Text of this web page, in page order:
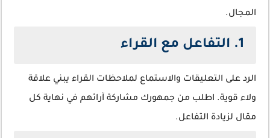
المجال.
1. التفاعل مع القراء
الرد على التعليقات والاستماع لملاحظات القراء يبني علاقة
ولاء قوية. اطلب من جمهورك مشاركة آرائهم في نهاية كل
مقال لزيادة التفاعل.